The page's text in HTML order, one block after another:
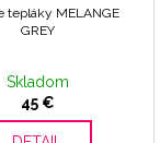
tepláky MELANGE
GREY
Skladom
45 €